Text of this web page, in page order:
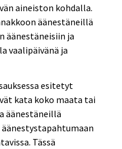
aineiston kohdalla.
äänestäneillä
äänestäneisiin ja
vaalipäivänä ja
esitetyt
kata koko maata tai
äänestäneillä
Tässä